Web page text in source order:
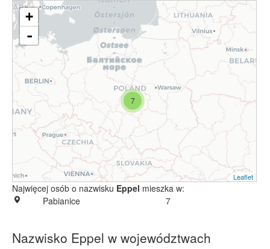
7
+
-
Leaflet
Najwięcej osób o nazwisku Eppel mieszka w:
Pabianice
7
Nazwisko Eppel w województwach